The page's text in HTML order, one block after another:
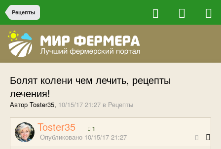
Рецепты
Болят колени чем лечить, рецепты
лечения!
Автор Toster35, 10/15/17 21:27 в Рецепты
Toster35 1
Опубликовано 10/15/17 21:27